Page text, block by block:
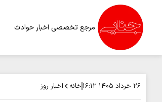
مرجع تخصصی اخبار حوادث
۲۶ خرداد ۱۴۰۵ ۱۶:۱۲ خانه اخبار روز